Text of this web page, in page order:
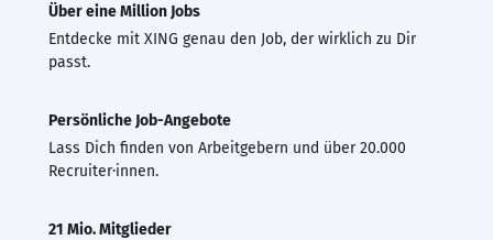
Über eine Million Jobs
Entdecke mit XING genau den Job, der wirklich zu Dir
passt.
Persönliche Job-Angebote
Lass Dich finden von Arbeitgebern und über 20.000
Recruiter·innen.
21 Mio. Mitglieder